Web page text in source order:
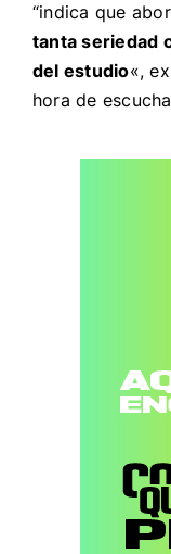
“indica que
tanta seriedad
del estudio«,
hora de